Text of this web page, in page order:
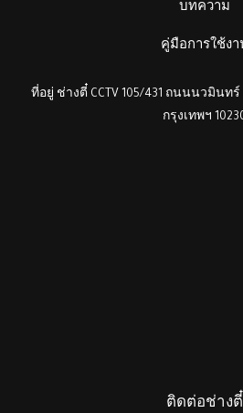
บทความ
คู่มือการใช้งา
ที่อยู่ ช่างตี๋ CCTV 105/431 ถนนนวมิน
กรุงเทพฯ
ติดต่อช่างตี๋